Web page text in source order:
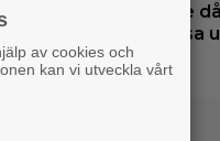
skrämmande
fyra värdelösa
av cookies och
kan vi utveckla vårt